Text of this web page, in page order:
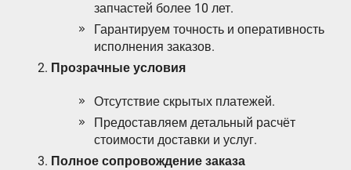
запчастей более 10 лет.
Гарантируем точность и оперативность
исполнения заказов.
Прозрачные условия
Отсутствие скрытых платежей.
Предоставляем детальный расчёт
стоимости доставки и услуг.
Полное сопровождение заказа